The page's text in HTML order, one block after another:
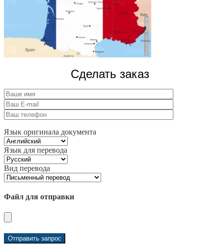
Сделать заказ
Язык оригинала документа
Язык для перевода
Вид перевода
Файл для отправки